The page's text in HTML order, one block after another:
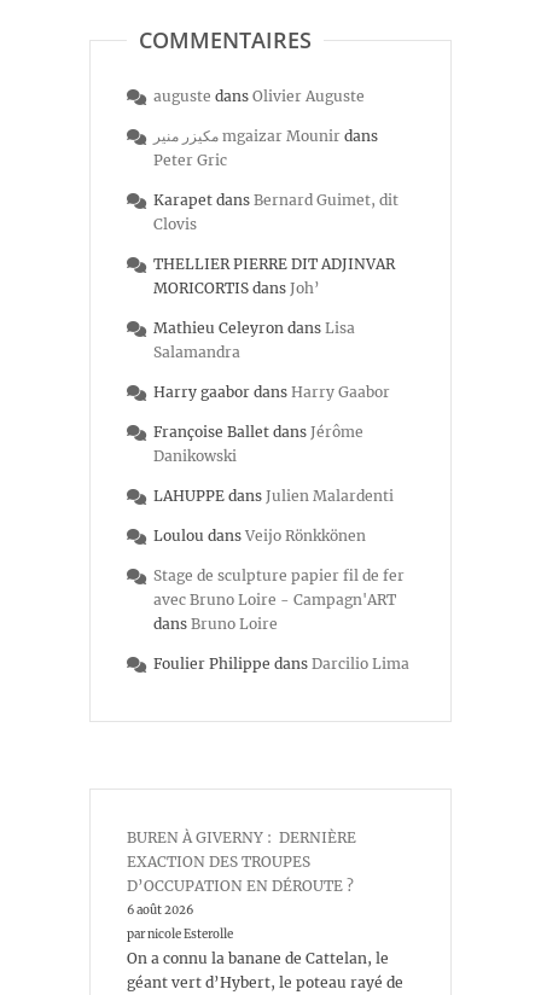
COMMENTAIRES
auguste dans Olivier Auguste
مكيزر منير mgaizar Mounir dans
Peter Gric
Karapet dans Bernard Guimet, dit
Clovis
THELLIER PIERRE DIT ADJINVAR
MORICORTIS dans Joh’
Mathieu Celeyron dans Lisa
Salamandra
Harry gaabor dans Harry Gaabor
Françoise Ballet dans Jérôme
Danikowski
LAHUPPE dans Julien Malardenti
Loulou dans Veijo Rönkkönen
Stage de sculpture papier fil de fer
avec Bruno Loire - Campagn'ART
dans Bruno Loire
Foulier Philippe dans Darcilio Lima
BUREN À GIVERNY : DERNIÈRE
EXACTION DES TROUPES
D’OCCUPATION EN DÉROUTE ?
6 août 2026
par nicole Esterolle
On a connu la banane de Cattelan, le
géant vert d’Hybert, le poteau rayé de